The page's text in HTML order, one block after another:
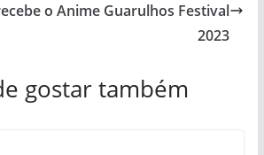
o Anime Guarulhos Festival
2023
gostar também